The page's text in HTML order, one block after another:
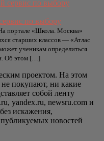
по выбору
портале «Школа. Москва»
старших классов — «Атлас
ученикам определиться
Об этом […]
проектом. На этом
покупают, ни какие
собой ленту
yandex.ru, newsru.com и
искажения,
публикуемых новостей